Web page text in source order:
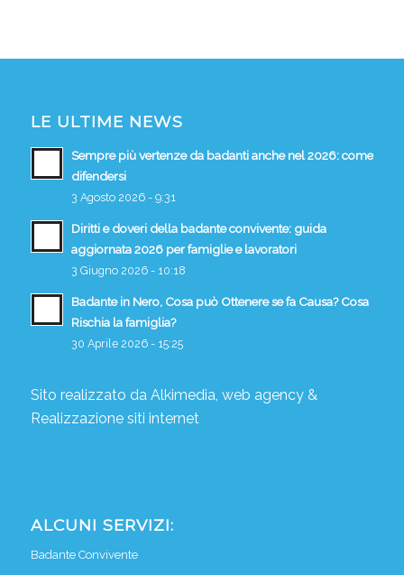
LE ULTIME NEWS
Sempre più vertenze da badanti anche nel 2026: come
difendersi
3 Agosto 2026 - 9:31
Diritti e doveri della badante convivente: guida
aggiornata 2026 per famiglie e lavoratori
3 Giugno 2026 - 10:18
Badante in Nero, Cosa può Ottenere se fa Causa? Cosa
Rischia la famiglia?
30 Aprile 2026 - 15:25
Sito realizzato da Alkimedia, web agency&
Realizzazione siti internet
ALCUNI SERVIZI:
Badante Convivente